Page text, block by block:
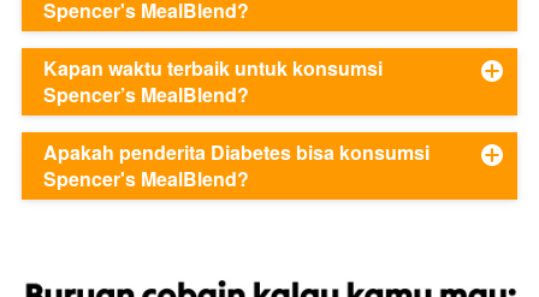
Spencer's MealBlend?
Kapan waktu terbaik untuk konsumsi
Spencer’s MealBlend?
Apakah penderita Diabetes bisa konsumsi
Spencer's MealBlend?